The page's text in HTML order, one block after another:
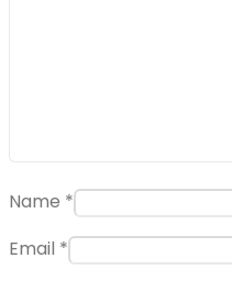
Name *
Email *